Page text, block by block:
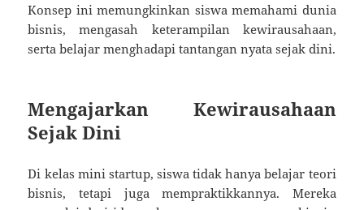
Konsep ini memungkinkan siswa memahami dunia
bisnis, mengasah keterampilan kewirausahaan,
serta belajar menghadapi tantangan nyata sejak dini.
Mengajarkan Kewirausahaan
Sejak Dini
Di kelas mini startup, siswa tidak hanya belajar teori
bisnis, tetapi juga mempraktikkannya. Mereka